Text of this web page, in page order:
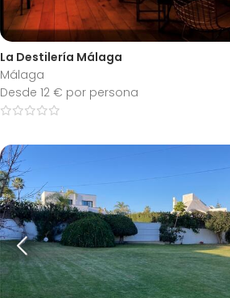
La Destilería Málaga
Málaga
Desde 12 € por persona